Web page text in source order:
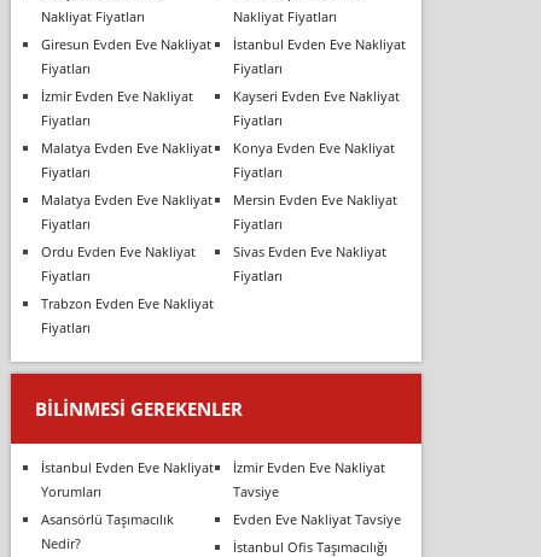
Nakliyat Fiyatları
Nakliyat Fiyatları
Giresun Evden Eve Nakliyat
Fiyatları
İstanbul Evden Eve Nakliyat
Fiyatları
İzmir Evden Eve Nakliyat
Fiyatları
Kayseri Evden Eve Nakliyat
Fiyatları
Malatya Evden Eve Nakliyat
Fiyatları
Konya Evden Eve Nakliyat
Fiyatları
Malatya Evden Eve Nakliyat
Fiyatları
Mersin Evden Eve Nakliyat
Fiyatları
Ordu Evden Eve Nakliyat
Fiyatları
Sivas Evden Eve Nakliyat
Fiyatları
Trabzon Evden Eve Nakliyat
Fiyatları
BILINMESI GEREKENLER
İstanbul Evden Eve Nakliyat
Yorumları
İzmir Evden Eve Nakliyat
Tavsiye
Asansörlü Taşımacılık
Nedir?
Evden Eve Nakliyat Tavsiye
İstanbul Ofis Taşımacılığı